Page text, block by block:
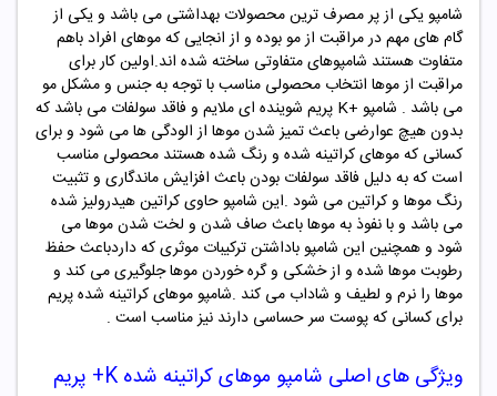
شامپو یکی از پر مصرف ترین محصولات بهداشتی می باشد و یکی از
گام های مهم در مراقبت از مو بوده و از انجایی که موهای افراد باهم
متفاوت هستند شامپوهای متفاوتی ساخته شده اند.اولین کار برای
مراقبت از موها انتخاب محصولی مناسب با توجه به جنس و مشکل مو
می باشد . شامپو K+ پریم شوینده ای ملایم و فاقد سولفات می باشد که
بدون هیچ عوارضی باعث تمیز شدن موها از الودگی ها می شود و برای
کسانی که موهای کراتینه شده و رنگ شده هستند محصولی مناسب
است که به دلیل فاقد سولفات بودن باعث افزایش ماندگاری و تثبیت
رنگ موها و کراتین می شود .این شامپو حاوی کراتین هیدرولیز شده
می باشد و با نفوذ به موها باعث صاف شدن و لخت شدن موها می
شود و همچنین این شامپو باداشتن ترکیبات موثری که داردباعث حفظ
رطوبت موها شده و از خشکی و گره خوردن موها جلوگیری می کند و
موها را نرم و لطیف و شاداب می کند .شامپو موهای کراتینه شده پریم
برای کسانی که پوست سر حساسی دارند نیز مناسب است .
ویژگی های اصلی شامپو موهای کراتینه شده K+ پریم